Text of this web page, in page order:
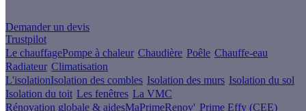
Demander un devis
Trustpilot
Le chauffagePompe à chaleur Chaudière Poêle Chauffe-eau
Radiateur Climatisation
L'isolationIsolation des combles Isolation des murs Isolation du sol
Isolation du toit Les fenêtres La VMC
Rénovation globale & aidesMaPrimeRenov' Prime Effy (CEE)